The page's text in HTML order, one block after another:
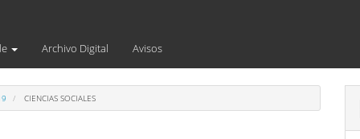
Archivo Digital Avisos
CIENCIAS SOCIALES